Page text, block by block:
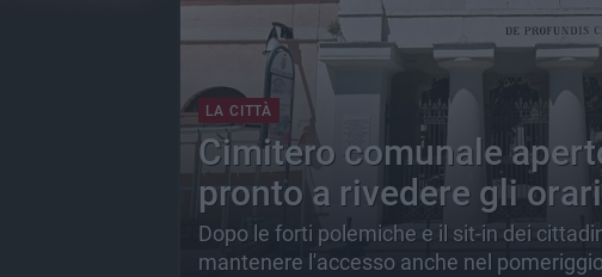
LA CITTÀ
Cimitero comunale
pronto a rivedere gli orari
Dopo le forti polemiche e il sit-in dei
mantenere l'accesso anche nel